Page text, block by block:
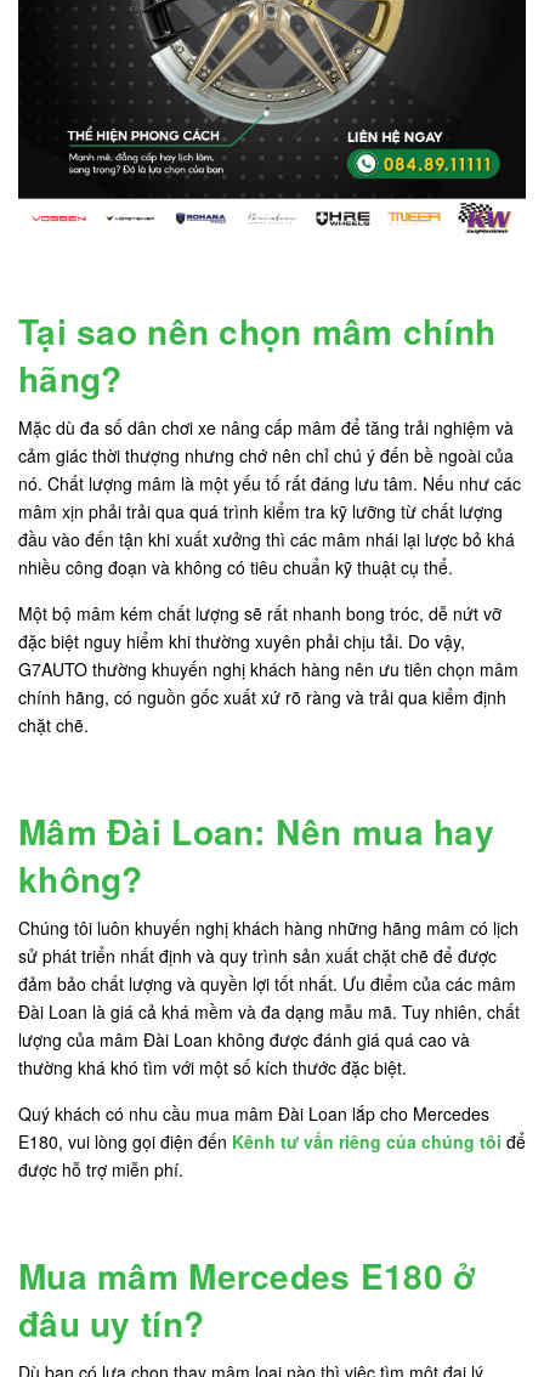
Tại sao nên chọn mâm chính
hãng?
Mặc dù đa số dân chơi xe nâng cấp mâm để tăng trải nghiệm và
cảm giác thời thượng nhưng chớ nên chỉ chú ý đến bề ngoài của
nó. Chất lượng mâm là một yếu tố rất đáng lưu tâm. Nếu như các
mâm xịn phải trải qua quá trình kiểm tra kỹ lưỡng từ chất lượng
đầu vào đến tận khi xuất xưởng thì các mâm nhái lại lược bỏ khá
nhiều công đoạn và không có tiêu chuẩn kỹ thuật cụ thể.
Một bộ mâm kém chất lượng sẽ rất nhanh bong tróc, dễ nứt vỡ
đặc biệt nguy hiểm khi thường xuyên phải chịu tải. Do vậy,
G7AUTO thường khuyến nghị khách hàng nên ưu tiên chọn mâm
chính hãng, có nguồn gốc xuất xứ rõ ràng và trải qua kiểm định
chặt chẽ.
Mâm Đài Loan: Nên mua hay
không?
Chúng tôi luôn khuyến nghị khách hàng những hãng mâm có lịch
sử phát triển nhất định và quy trình sản xuất chặt chẽ để được
đảm bảo chất lượng và quyền lợi tốt nhất. Ưu điểm của các mâm
Đài Loan là giá cả khá mềm và đa dạng mẫu mã. Tuy nhiên, chất
lượng của mâm Đài Loan không được đánh giá quá cao và
thường khá khó tìm với một số kích thước đặc biệt.
Quý khách có nhu cầu mua mâm Đài Loan lắp cho Mercedes
E180, vui lòng gọi điện đến Kênh tư vấn riêng của chúng tôi để
được hỗ trợ miễn phí.
Mua mâm Mercedes E180 ở
đâu uy tín?
Dù bạn có lựa chọn thay mâm loại nào thì việc tìm một đại lý